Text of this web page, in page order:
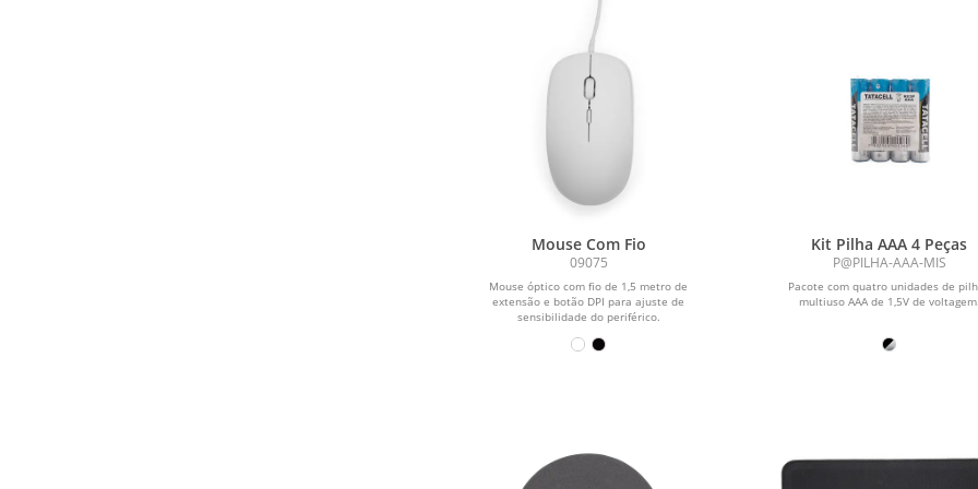
Mouse Com Fio
09075
Mouse óptico com fio de 1,5 metro de
extensão e botão DPI para ajuste de
sensibilidade do periférico.
Kit Pilha AAA 4 Peças
P@PILHA-AAA-MIS
Pacote com quatro unidades de
multiuso AAA de 1,5V de voltagem.